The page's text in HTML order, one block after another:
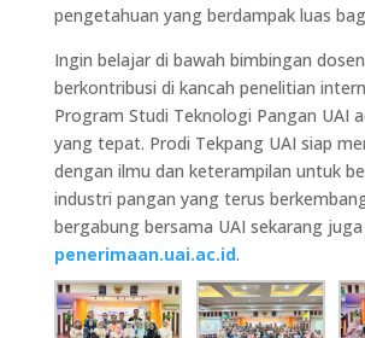
pengetahuan yang berdampak luas
Ingin belajar di bawah bimbingan
berkontribusi di kancah penelitian
Program Studi Teknologi Pangan UAI
yang tepat. Prodi Tekpang UAI siap
dengan ilmu dan keterampilan untuk
industri pangan yang terus
bergabung bersama UAI sekarang
penerimaan.uai.ac.id.